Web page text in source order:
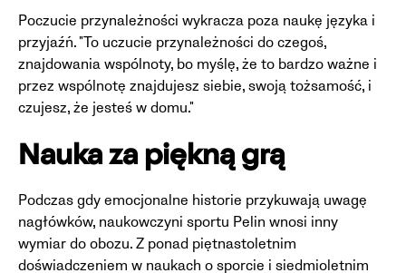
Poczucie przynależności wykracza poza naukę języka i
przyjaźń. "To uczucie przynależności do czegoś,
znajdowania wspólnoty, bo myślę, że to bardzo ważne i
przez wspólnotę znajdujesz siebie, swoją tożsamość, i
czujesz, że jesteś w domu."
Nauka za piękną grą
Podczas gdy emocjonalne historie przykuwają uwagę
nagłówków, naukowczyni sportu Pelin wnosi inny
wymiar do obozu. Z ponad piętnastoletnim
doświadczeniem w naukach o sporcie i siedmioletnim